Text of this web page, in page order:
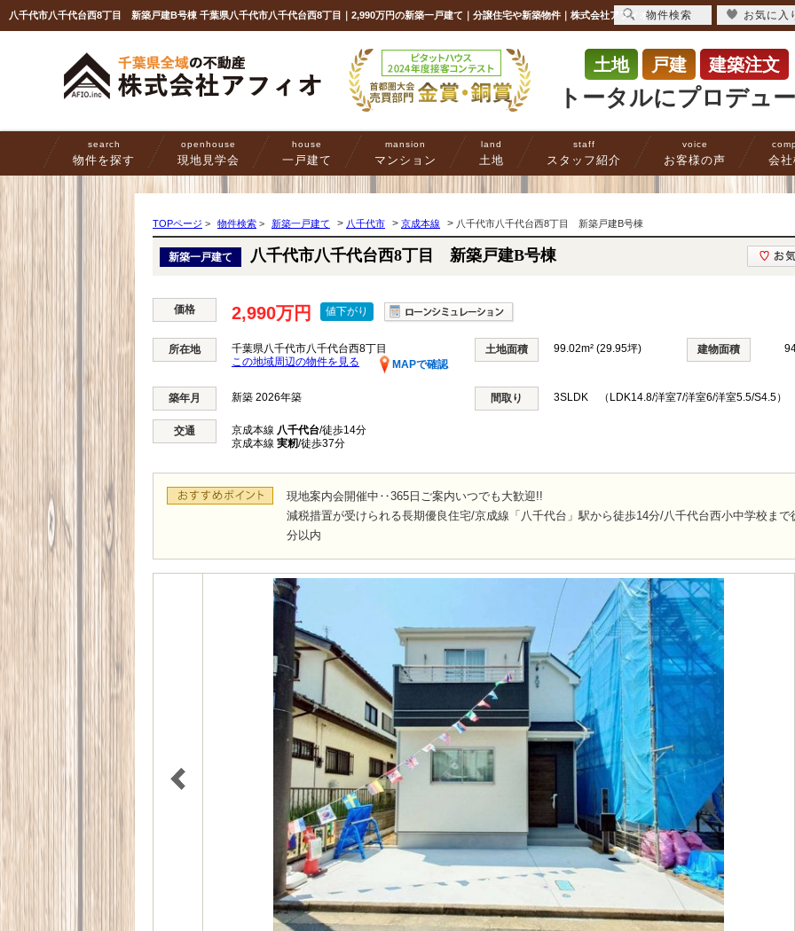
八千代市八千代台西8丁目 新築戸建B号棟 千葉県八千代市八千代台西8丁目｜2,990万円の新築一戸建て｜分譲住宅や新築物件｜株式会社アフィオ
土地 戸建 建築注文
トータルにプロデュ
search
物件を探す
openhouse
現地見学会
house
一戸建て
mansion
マンション
land
土地
staff
スタッフ紹介
voice
お客様の声 会
TOPページ > 物件検索 > 新築一戸建て > 八千代市 > 京成本線 > 八千代市八千代台西8丁目 新築戸建B号棟
新築一戸建て 八千代市八千代台西8丁目 新築戸建B号棟
価格 2,990万円 値下がり
所在地
千葉県八千代市八千代台西8丁目
MAPで確認
この地域周辺の物件を見る
土地面積 99.02m² (29.95坪) 建物面積
築年月 新築 2026年築 間取り 3SLDK （LDK14.8/洋室7/洋室6/洋室5.5/S4.5）
交通 京成本線 八千代台/徒歩14分
京成本線 実籾/徒歩37分
現地案内会開催中‥365日ご案内いつでも大歓迎!!
減税措置が受けられる長期優良住宅/京成線「八千代台」駅から徒歩14分/八千代台西小中学校まで
分以内
物件検索 お気に入